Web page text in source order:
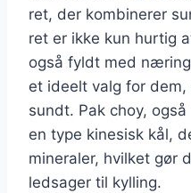
ret, der kombinerer
ret er ikke kun hurtig
også fyldt med
et ideelt valg for
sundt. Pak choy,
en type kinesisk kål,
mineraler, hvilket gør
ledsager til kylling.